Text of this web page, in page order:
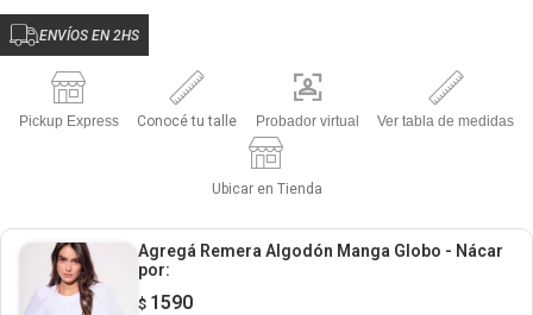
ENVÍOS EN 2HS
Pickup Express Conocé tu talle Probador virtual Ver tabla de medidas
Ubicar en Tienda
Agregá Remera Algodón Manga Globo - Nácar
por:
$ 1590